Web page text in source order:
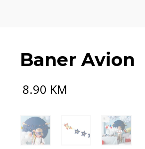
Baner Avion
8.90 KM